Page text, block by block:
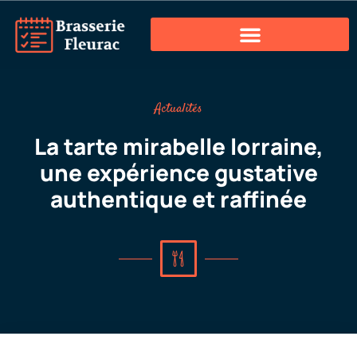
Actualités
La tarte mirabelle lorraine,
une expérience gustative
authentique et raffinée